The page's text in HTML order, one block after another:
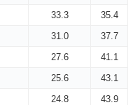
33.3
35.4
31.0
37.7
27.6
41.1
25.6
43.1
24.8
43.9